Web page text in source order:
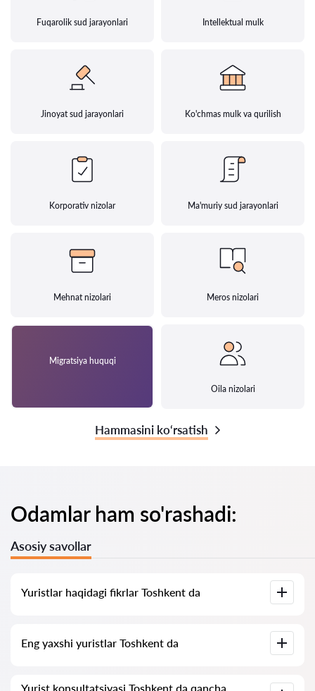
Fuqarolik sud jarayonlari Intellektual mulk
Jinoyat sud jarayonlari Ko'chmas mulk va qurilish
Korporativ nizolar Ma'muriy sud jarayonlari
Mehnat nizolari Meros nizolari
Migratsiya huquqi
Oila nizolari
Hammasini ko‘rsatish
Odamlar ham so'rashadi:
Asosiy savollar
Yuristlar haqidagi fikrlar Toshkent da
to‘plangan, biz salbiy fikrlarni o‘chirmaymiz va baholarni sun’iy
oshirish imkoniyati yo‘q.
Eng yaxshi yuristlar Toshkent da
Yurist konsultatsiyasi Toshkent da qancha